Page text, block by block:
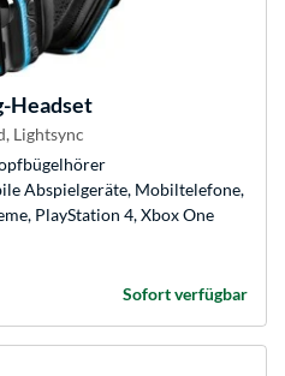
Headset
Lightsync
Abspielgeräte, Mobiltelefone,
PlayStation 4, Xbox One
Sofort verfügbar